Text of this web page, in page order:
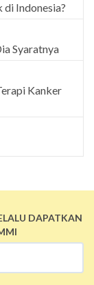
di Indonesia?
Syaratnya
Kanker
DAPATKAN